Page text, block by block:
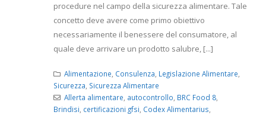
procedure nel campo della sicurezza alimentare. Tale
concetto deve avere come primo obiettivo
necessariamente il benessere del consumatore, al
quale deve arrivare un prodotto salubre, [...]
Alimentazione Consulenza Legislazione Alimentare
Sicurezza Sicurezza Alimentare
Allerta alimentare autocontrollo BRC Food 8,
Brindisi certificazioni gfsi Codex Alimentarius